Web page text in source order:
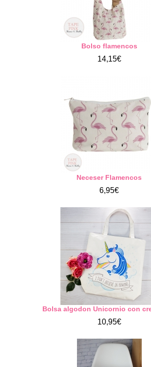
Bolso flamencos
14,15€
Neceser Flamencos
6,95€
Bolsa algodon Unicornio con
10,95€